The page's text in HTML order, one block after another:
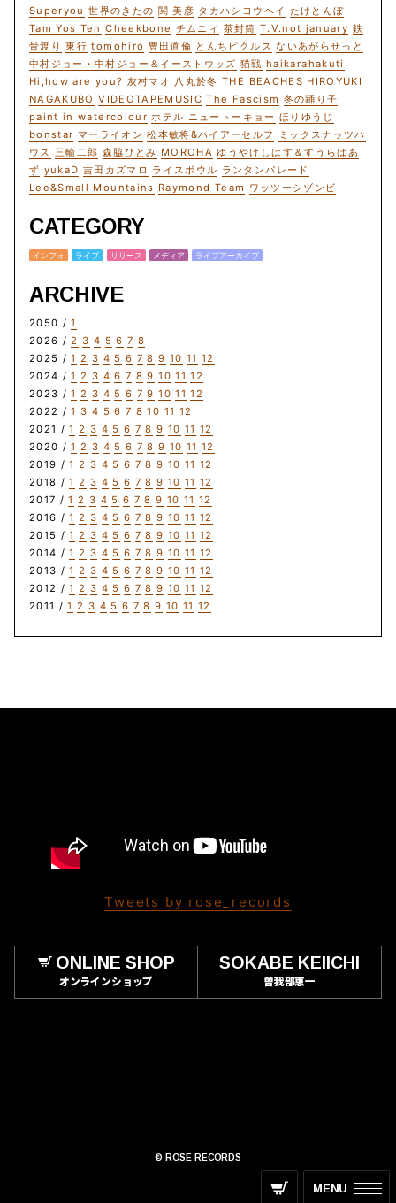
MENU
Superyou 世界のきたの 関 美彦 タカハシヨウヘイ たけとんぼ
Tam Yos Ten Cheekbone チムニィ 茶封筒 T.V.not january 鉄
骨渡り 東行 tomohiro 豊田道倫 とんちピクルス ないあがらせっと
中村ジョー・中村ジョー＆イーストウッズ 猫戦 haikarahakuti
Hi,how are you? 灰村マオ 八丸於冬 THE BEACHES HIROYUKI
NAGAKUBO VIDEOTAPEMUSIC The Fascism 冬の踊り子
paint in watercolour ホテル ニュートーキョー ほりゆうじ
bonstar マーライオン 松本敏将&ハイアーセルフ
ミックスナッツハ
ウス 三輪二郎 森脇ひとみ MOROHA ゆうやけしはす＆すうらばあ
ず yukaD 吉田カズマロ ライスボウル ランタンパレード
Lee&Small Mountains Raymond Team ワッツーシゾンビ
CATEGORY
インフォ ライブ リリース メディア ライブアーカイブ
ARCHIVE
2050 /1
2026 /2 3 4 5 6 7 8
2025 /1 2 3 4 5 6 7 8 9 10 11 12
2024 /1 2 3 4 6 7 8 9 10 11 12
2023 /1 2 3 4 5 6 7 9 10 11 12
2022 /1 3 4 5 6 7 8 10 11 12
2021 /1 2 3 4 5 6 7 8 9 10 11 12
2020 /1 2 3 4 5 6 7 8 9 10 11 12
2019 /1 2 3 4 5 6 7 8 9 10 11 12
2018 /1 2 3 4 5 6 7 8 9 10 11 12
2017 /1 2 3 4 5 6 7 8 9 10 11 12
2016 /1 2 3 4 5 6 7 8 9 10 11 12
2015 /1 2 3 4 5 6 7 8 9 10 11 12
2014 /1 2 3 4 5 6 7 8 9 10 11 12
2013 /1 2 3 4 5 6 7 8 9 10 11 12
2012 /1 2 3 4 5 6 7 8 9 10 11 12
2011 /1 2 3 4 5 6 7 8 9 10 11 12
Tweets by rose_records
ONLINE SHOP
オンラインショップ
SOKABE KEIICHI
曽我部恵一
© ROSE RECORDS